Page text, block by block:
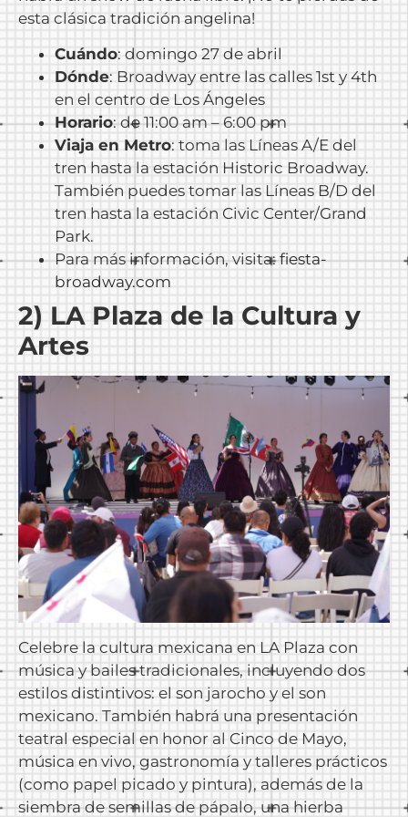
esta clásica tradición angelina!
Cuándo: domingo 27 de abril
Dónde: Broadway entre las calles 1st y 4th
en el centro de Los Ángeles
Horario: de 11:00 am – 6:00 pm
Viaja en Metro: toma las Líneas A/E del
tren hasta la estación Historic Broadway.
También puedes tomar las Líneas B/D del
tren hasta la estación Civic Center/Grand
Park.
Para más información, visita:fiesta-
broadway.com
2) LA Plaza de la Cultura y
Artes
Celebre la cultura mexicana en LA Plaza con
música y bailes tradicionales, incluyendo dos
estilos distintivos: el son jarocho y el son
mexicano. También habrá una presentación
teatral especial en honor al Cinco de Mayo,
música en vivo, gastronomía y talleres prácticos
(como papel picado y pintura), además de la
siembra de semillas de pápalo, una hierba